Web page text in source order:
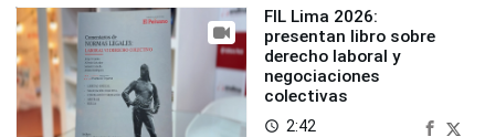
FIL Lima 2026:
presentan libro sobre
derecho laboral y
negociaciones
colectivas
access_time 2:42